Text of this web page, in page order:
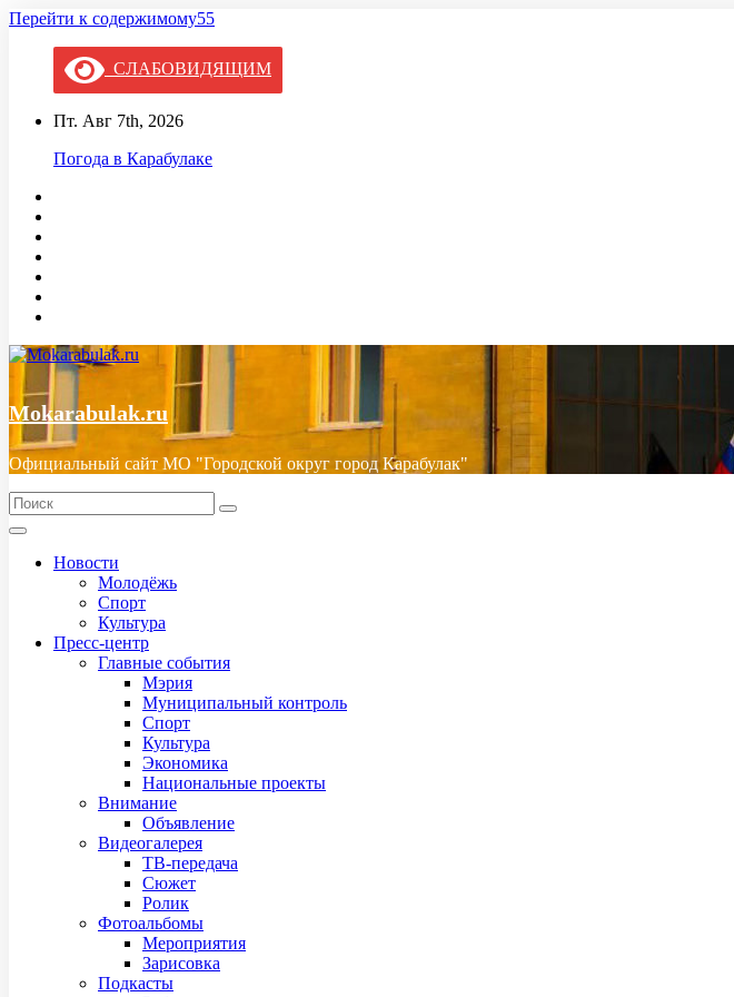
Перейти к содержимому55
СЛАБОВИДЯЩИМ
Пт. Авг 7th, 2026
Погода в Карабулаке
Mokarabulak.ru
Официальный сайт МО "Городской округ город Карабулак"
Новости
Молодёжь
Спорт
Культура
Пресс-центр
Главные события
Мэрия
Муниципальный контроль
Спорт
Культура
Экономика
Национальные проекты
Внимание
Объявление
Видеогалерея
ТВ-передача
Сюжет
Ролик
Фотоальбомы
Мероприятия
Зарисовка
Подкасты